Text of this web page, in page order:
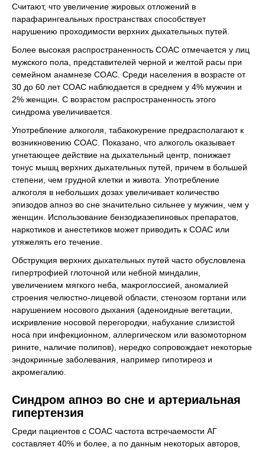
Считают, что увеличение жировых отложений в
парафарингеальных пространствах способствует
нарушению проходимости верхних дыхательных путей.
Более высокая распространенность СОАС отмечается у лиц
мужского пола, представителей черной и желтой расы при
семейном анамнезе СОАС. Среди населения в возрасте от
30 до 60 лет СОАС наблюдается в среднем у 4% мужчин и
2% женщин. С возрастом распространенность этого
синдрома увеличивается.
Употребление алкоголя, табакокурение предрасполагают к
возникновению СОАС. Показано, что алкоголь оказывает
угнетающее действие на дыхательный центр, понижает
тонус мышц верхних дыхательных путей, причем в большей
степени, чем грудной клетки и живота. Употребление
алкоголя в небольших дозах увеличивает количество
эпизодов апноэ во сне значительно сильнее у мужчин, чем у
женщин. Использование бензодиазепиновых препаратов,
наркотиков и анестетиков может приводить к СОАС или
утяжелять его течение.
Обструкция верхних дыхательных путей часто обусловлена
гипертрофией глоточной или небной миндалин,
увеличением мягкого неба, макроглоссией, аномалией
строения челюстно-лицевой области, стенозом гортани или
нарушением носового дыхания (аденоидные вегетации,
искривление носовой перегородки, набухание слизистой
носа при инфекционном, аллергическом или вазомоторном
рините, наличие полипов), нередко сопровождает некоторые
эндокринные заболевания, например гипотиреоз и
акромегалию.
Синдром апноэ во сне и артериальная
гипертензия
Среди пациентов с СОАС частота встречаемости АГ
составляет 40% и более, а по данным некоторых авторов,